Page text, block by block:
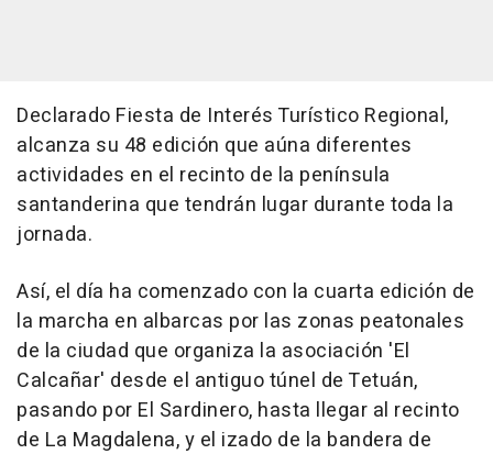
Declarado Fiesta de Interés Turístico Regional,
alcanza su 48 edición que aúna diferentes
actividades en el recinto de la península
santanderina que tendrán lugar durante toda la
jornada.
Así, el día ha comenzado con la cuarta edición de
la marcha en albarcas por las zonas peatonales
de la ciudad que organiza la asociación 'El
Calcañar' desde el antiguo túnel de Tetuán,
pasando por El Sardinero, hasta llegar al recinto
de La Magdalena, y el izado de la bandera de